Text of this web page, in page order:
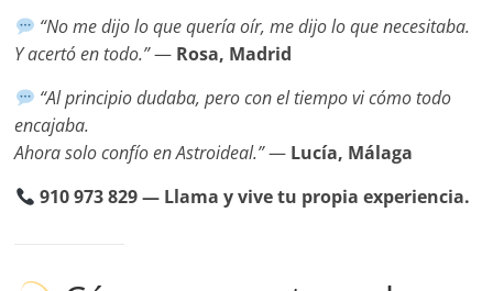
“No me dijo lo que quería oír, me dijo lo que necesitaba.
Y acertó en todo.”— Rosa, Madrid
“Al principio dudaba, pero con el tiempo vi cómo todo
encajaba.
Ahora solo confío en Astroideal.”— Lucía, Málaga
910 973 829 — Llama y vive tu propia experiencia.